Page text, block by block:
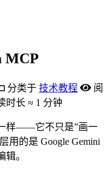
MCP
分类于 技术教程
阅
时长 ≈ 1 分钟
样——它不只是”画一
用的是 Google Gemini
。